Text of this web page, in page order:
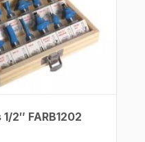
2″ FARB1202